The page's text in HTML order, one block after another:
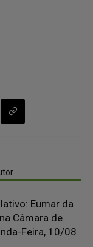
Eumar da
Câmara de
Feira, 10/08